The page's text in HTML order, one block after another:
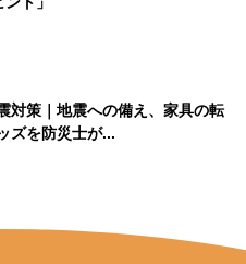
対策｜地震への備え、家具の転
ズを防災士が...